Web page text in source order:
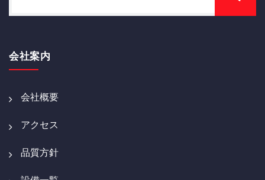
会社案内
会社概要
アクセス
品質方針